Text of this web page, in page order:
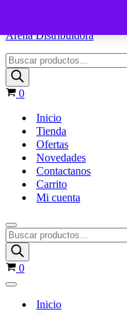
Arena Distribuidora
0
Inicio
Tienda
Ofertas
Novedades
Contactanos
Carrito
Mi cuenta
0
Inicio